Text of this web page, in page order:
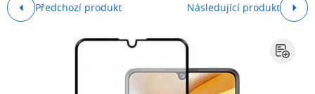
Předchozí produkt Následující produkt